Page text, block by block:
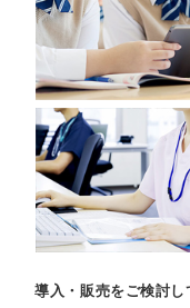
導入・販売をご検討